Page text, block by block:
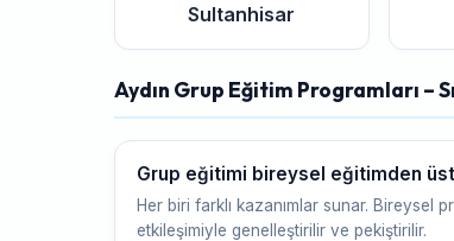
Sultanhisar
Aydın Grup Eğitim Programları –
Grup eğitimi bireysel eğitimden
Her biri farklı kazanımlar sunar. Bireysel
etkileşimiyle genelleştirilir ve pekiştirilir.